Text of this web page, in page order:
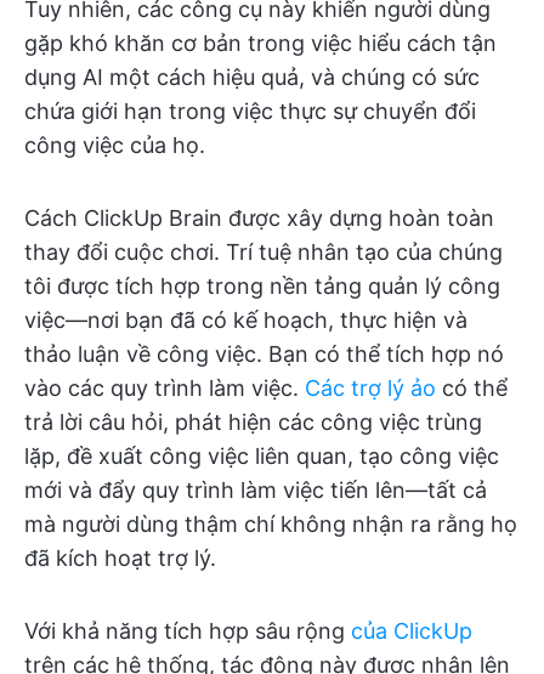
Tuy nhiên, các công cụ này khiến người dùng
gặp khó khăn cơ bản trong việc hiểu cách tận
dụng AI một cách hiệu quả, và chúng có sức
chứa giới hạn trong việc thực sự chuyển đổi
công việc của họ.
Cách ClickUp Brain được xây dựng hoàn toàn
thay đổi cuộc chơi. Trí tuệ nhân tạo của chúng
tôi được tích hợp trong nền tảng quản lý công
việc—nơi bạn đã có kế hoạch, thực hiện và
thảo luận về công việc. Bạn có thể tích hợp nó
vào các quy trình làm việc. Các trợ lý ảo có thể
trả lời câu hỏi, phát hiện các công việc trùng
lặp, đề xuất công việc liên quan, tạo công việc
mới và đẩy quy trình làm việc tiến lên—tất cả
mà người dùng thậm chí không nhận ra rằng họ
đã kích hoạt trợ lý.
Với khả năng tích hợp sâu rộng của ClickUp
trên các hệ thống, tác động này được nhân lên